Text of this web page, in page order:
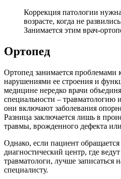
Коррекция патологии
возрасте, когда не
Занимается этим врач-
Ортопед
Ортопед занимается
нарушениями ее строения и
медицине нередко врачи
специальности – травматологию
они включают заболевания
Разница заключается лишь в
травмы, врожденного дефекта
Однако, если пациент
диагностический центр, где
травматологи, лучше записаться
специалисту.